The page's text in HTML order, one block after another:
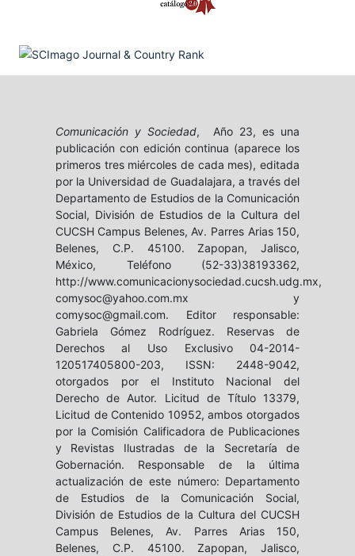
Comunicación y Sociedad, Año 23, es una
publicación con edición continua (aparece los
primeros tres miércoles de cada mes), editada
por la Universidad de Guadalajara, a través del
Departamento de Estudios de la Comunicación
Social, División de Estudios de la Cultura del
CUCSH Campus Belenes, Av. Parres Arias 150,
Belenes, C.P. 45100. Zapopan, Jalisco,
México, Teléfono (52-33)38193362,
http://www.comunicacionysociedad.cucsh.udg.mx,
comysoc@yahoo.com.mx y
comysoc@gmail.com. Editor responsable:
Gabriela Gómez Rodríguez. Reservas de
Derechos al Uso Exclusivo 04-2014-
120517405800-203, ISSN: 2448-9042,
otorgados por el Instituto Nacional del
Derecho de Autor. Licitud de Título 13379,
Licitud de Contenido 10952, ambos otorgados
por la Comisión Calificadora de Publicaciones
y Revistas Ilustradas de la Secretaría de
Gobernación. Responsable de la última
actualización de este número: Departamento
de Estudios de la Comunicación Social,
División de Estudios de la Cultura del CUCSH
Campus Belenes, Av. Parres Arias 150,
Belenes, C.P. 45100. Zapopan, Jalisco,